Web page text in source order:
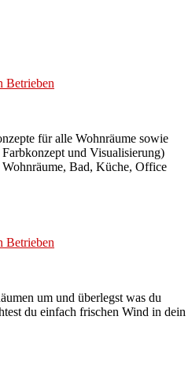
Betrieben
für alle Wohnräume sowie
und Visualisierung)
Bad, Küche, Office
Betrieben
um und überlegst was du
du einfach frischen Wind in dein